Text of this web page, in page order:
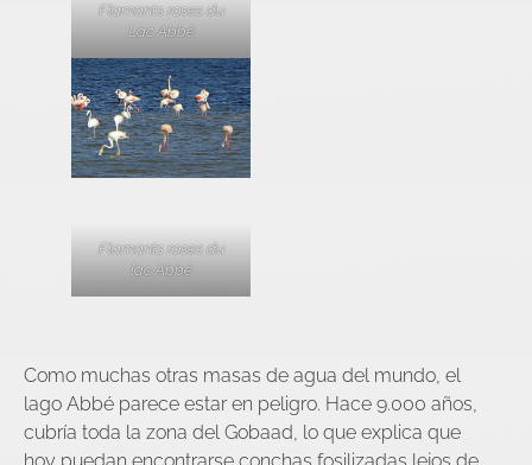
Flamants roses du
Lac Abbé
Flamants roses du
lac Abbé
Como muchas otras masas de agua del mundo, el
lago Abbé parece estar en peligro. Hace 9.000 años,
cubría toda la zona del Gobaad, lo que explica que